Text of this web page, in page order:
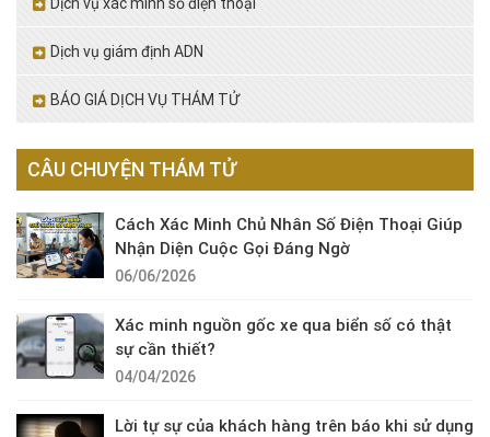
Dịch vụ giám định ADN
BÁO GIÁ DỊCH VỤ THÁM TỬ
CÂU CHUYỆN THÁM TỬ
Cách Xác Minh Chủ Nhân Số Điện Thoại Giúp
Nhận Diện Cuộc Gọi Đáng Ngờ
06/06/2026
Xác minh nguồn gốc xe qua biển số có thật
sự cần thiết?
04/04/2026
Lời tự sự của khách hàng trên báo khi sử dụng